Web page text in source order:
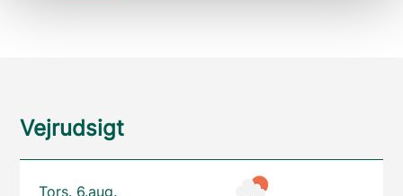
Vejrudsigt
Tors. 6.aug.